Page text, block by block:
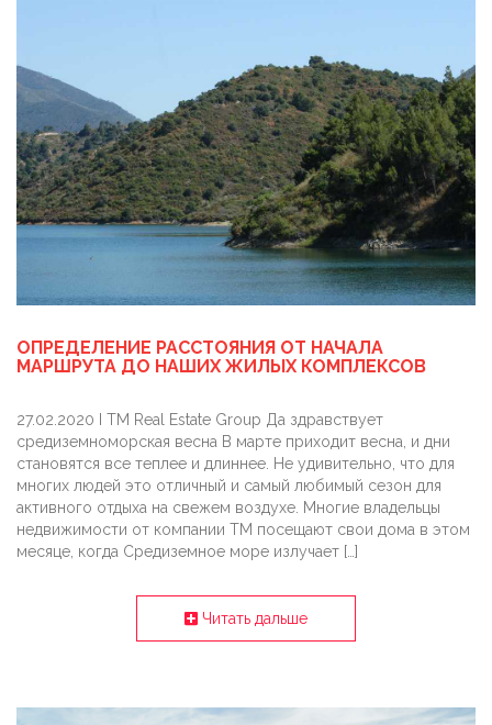
ОПРЕДЕЛЕНИЕ РАССТОЯНИЯ ОТ НАЧАЛА
МАРШРУТА ДО НАШИХ ЖИЛЫХ КОМПЛЕКСОВ
27.02.2020 I TM Real Estate Group Да здравствует
средиземноморская весна В марте приходит весна, и дни
становятся все теплее и длиннее. Не удивительно, что для
многих людей это отличный и самый любимый сезон для
активного отдыха на свежем воздухе. Многие владельцы
недвижимости от компании ТМ посещают свои дома в этом
месяце, когда Средиземное море излучает […]
Читать дальше